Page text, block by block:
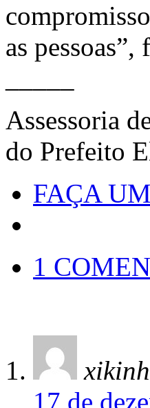
as
Assessoria
do Prefeito
FAÇA
1
17 de